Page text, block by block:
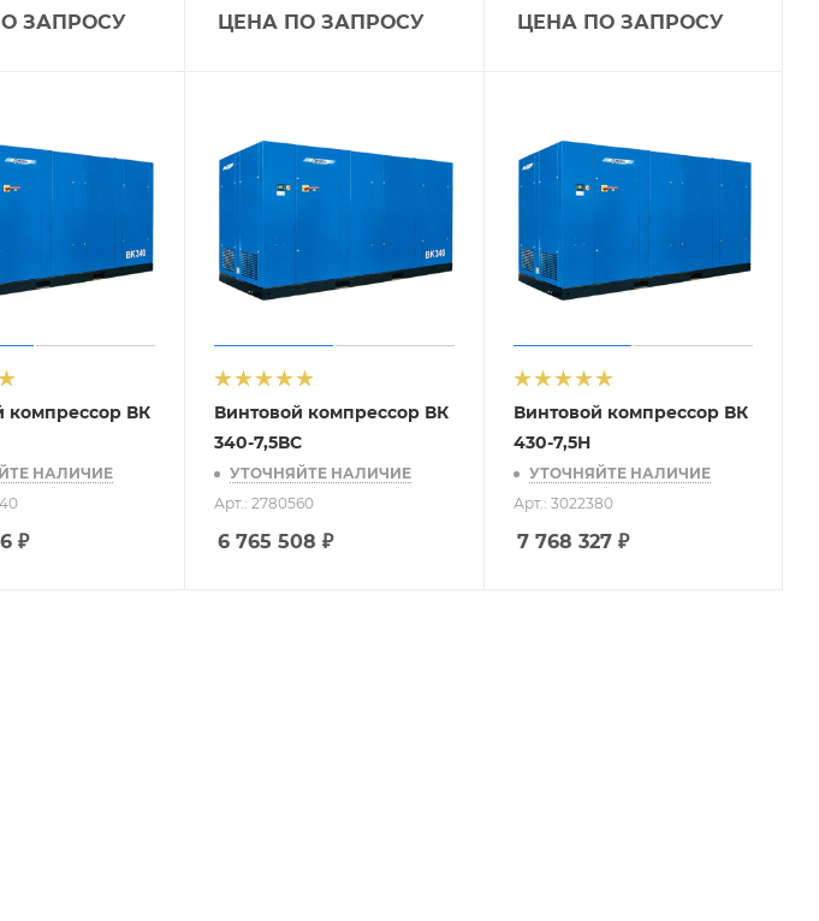
ЗАПРОСУ ЦЕНА ПО ЗАПРОСУ ЦЕНА ПО ЗАПРОСУ
компрессор ВК
НАЛИЧИЕ
₽
Винтовой компрессор ВК
340-7,5ВС
УТОЧНЯЙТЕ НАЛИЧИЕ
Арт.: 2780560
6 765 508 ₽
Винтовой компрессор ВК
430-7,5Н
УТОЧНЯЙТЕ НАЛИЧИЕ
Арт.: 3022380
7 768 327₽